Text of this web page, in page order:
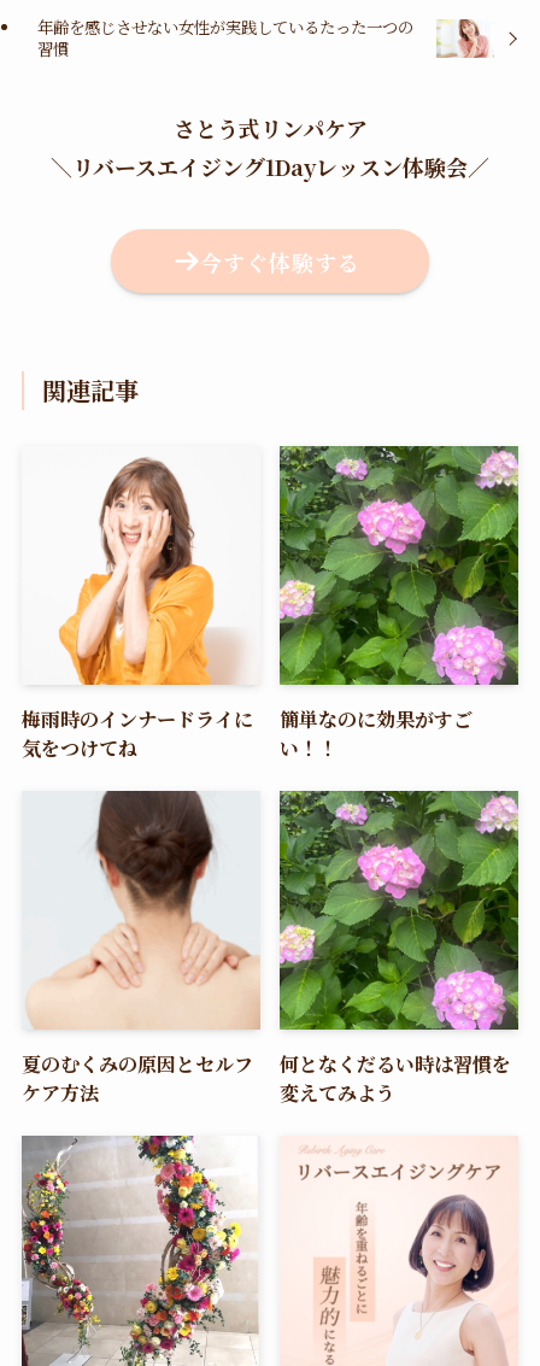
年齢を感じさせない女性が実践しているたった一つの
習慣
さとう式リンパケア
＼ リバースエイジング1Dayレッスン体験会／
今すぐ体験する
関連記事
梅雨時のインナードライに
気をつけてね
簡単なのに効果がすご
い！！
夏のむくみの原因とセルフ
ケア方法
何となくだるい時は習慣を
変えてみよう